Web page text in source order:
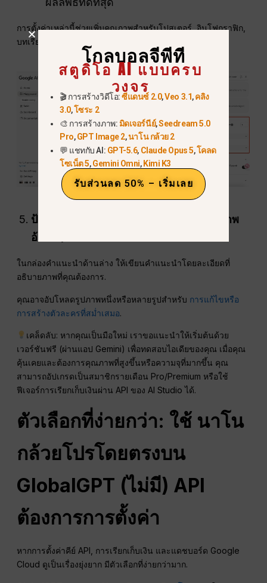
การตั้งค่าเหล่านี้ช่วยเพิ่มคุณภาพสำหรับโปสเตอร์, อินโฟกราฟิก,
บทเรียน, หรือภาพสินค้า.
ป้อนข้อความที่คุณต้องการ (หรืออัปโหลดภาพ
อ้างอิง)
ในกล่องคำแนะนำด้านล่าง ให้เขียนคำแนะนำโดยละเอียดที่
อธิบายภาพที่คุณต้องการ.
คุณอาจอัปโหลดรูปภาพหนึ่งหรือหลายรูปสำหรับ การแก้ไขหรือ
การสร้างตัวละครที่สม่ำเสมอ.
เคล็ดลับ: หากคุณเป็นมือใหม่ เราขอแนะนำให้เริ่มต้นด้วย
เวอร์ชันฟรี (ผ่านแอป Gemini) เพื่อทดสอบไอเดียของคุณ เมื่อคุณ
คุ้นเคยและต้องการคุณภาพที่สูงขึ้นหรือความจุที่มากขึ้น คุณ
สามารถอัปเกรดเป็นสมาชิกรายเดือน Pro/Premium หรือใช้
ฟีเจอร์การเรียกเก็บเงินผ่าน API ของ AI Studio ได้.
ตัวเลือกที่ง่ายกว่า: ใช้ นาโน
กล้วยโปรโดยตรงบน
GlobalGPT (ไม่มี) API
ต้องการการตั้งค่า
หากการตั้งค่าคีย์ API, การเรียกเก็บเงิน และแดชบอร์ด Google
Cloud ดูเป็นเรื่องยุ่งยาก มีตัวเลือกที่ง่ายกว่ามาก.
โกลบอลจีพีที
สตูดิโอ AI แบบครบ
วงจร
🎬 การสร้างวิดีโอ:ซีแดนซ์ 2.0,Veo 3.1,คลิง
3.0,โซระ 2
🎨 การสร้างภาพ: มิดเจอร์นีย์,Seedream 5.0
Pro,GPT Image 2,นาโน กล้วย 2
💬 แชทกับ AI: GPT-5.6, Claude Opus 5,โคลด
โซเน็ต 5,Gemini Omni,Kimi K3
รับส่วนลด 50% – เริ่มเลย